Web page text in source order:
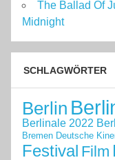
The Ballad Of
Midnight
SCHLAGWÖRTER
Berlin
Berlinale 2022
Bremen Deutsche
Festival Film